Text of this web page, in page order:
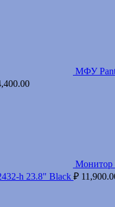
МФУ
Монитор
h 23.8" Black ₽